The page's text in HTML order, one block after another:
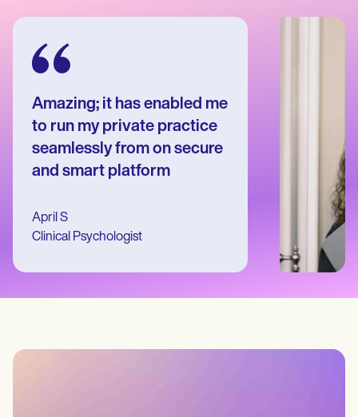
Help Center
Training Hub
Webinars
Become a Partner
Pricing
Why Carepatron?
Amazing; it has enabled me
to run my private practice
seamlessly from on secure
and smart platform
April S
Clinical Psychologist